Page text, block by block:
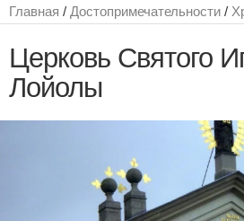
Главная / Достопримечательности /
Церковь Святого
Лойолы